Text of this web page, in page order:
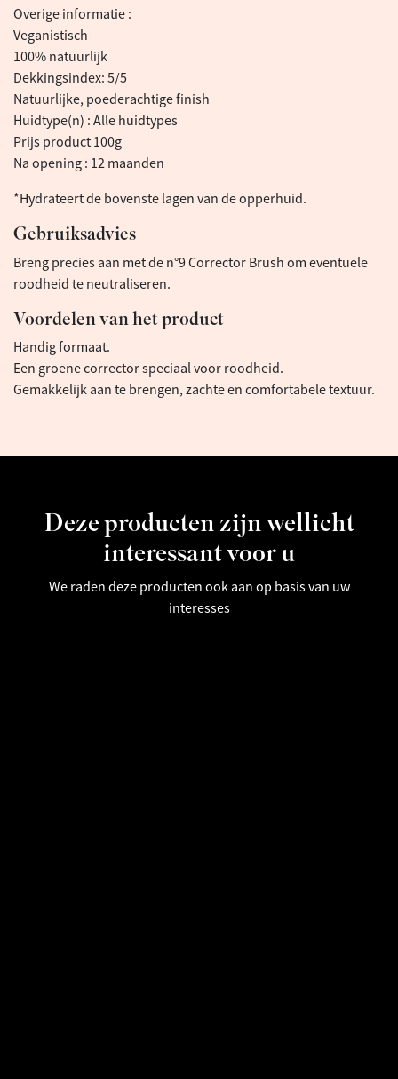
Overige informatie :
Veganistisch
100% natuurlijk
Dekkingsindex: 5/5
Natuurlijke, poederachtige finish
Huidtype(n) : Alle huidtypes
Prijs product 100g
Na opening : 12 maanden
*Hydrateert de bovenste lagen van de opperhuid.
Gebruiksadvies
Breng precies aan met de n°9 Corrector Brush om eventuele
roodheid te neutraliseren.
Voordelen van het product
Handig formaat.
Een groene corrector speciaal voor roodheid.
Gemakkelijk aan te brengen, zachte en comfortabele textuur.
Deze producten zijn wellicht
interessant voor u
We raden deze producten ook aan op basis van uw
interesses